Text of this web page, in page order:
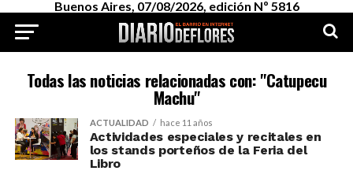
Buenos Aires, 07/08/2026, edición Nº 5816
Todas las noticias relacionadas con: "Catupecu
Machu"
ACTUALIDAD hace 11 años
Actividades especiales y recitales en
los stands porteños de la Feria del
Libro